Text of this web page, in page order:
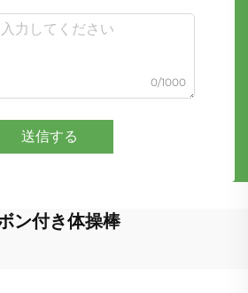
0/1000
送信する
ン付き体操棒